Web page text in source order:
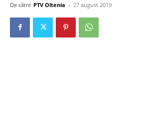
De către PTV Oltenia - 27 august 2019